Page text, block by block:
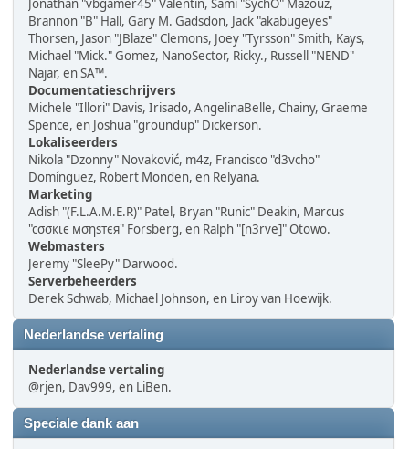
Jonathan "vbgamer45" Valentin, Sami "SychO" Mazouz,
Brannon "B" Hall, Gary M. Gadsdon, Jack "akabugeyes"
Thorsen, Jason "JBlaze" Clemons, Joey "Tyrsson" Smith, Kays,
Michael "Mick." Gomez, NanoSector, Ricky., Russell "NEND"
Najar, en SA™.
Documentatieschrijvers
Michele "Illori" Davis, Irisado, AngelinaBelle, Chainy, Graeme
Spence, en Joshua "groundup" Dickerson.
Lokaliseerders
Nikola "Dzonny" Novaković, m4z, Francisco "d3vcho"
Domínguez, Robert Monden, en Relyana.
Marketing
Adish "(F.L.A.M.E.R)" Patel, Bryan "Runic" Deakin, Marcus
"cσσкιє мσηѕтєя" Forsberg, en Ralph "[n3rve]" Otowo.
Webmasters
Jeremy "SleePy" Darwood.
Serverbeheerders
Derek Schwab, Michael Johnson, en Liroy van Hoewijk.
Nederlandse vertaling
Nederlandse vertaling
@rjen, Dav999, en LiBen.
Speciale dank aan